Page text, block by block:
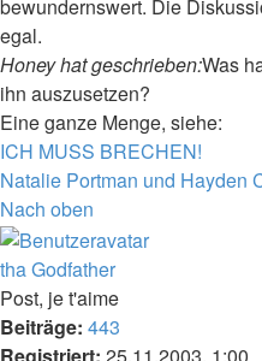
bewundernswert. Die
egal.
Honey hat geschrieben:Was
ihn auszusetzen?
Eine ganze Menge, siehe:
ICH MUSS BRECHEN!
Natalie Portman und Hayden
Nach oben
tha Godfather
Post, je t'aime
Beiträge: 443
Registriert: 25.11.2003, 1:00